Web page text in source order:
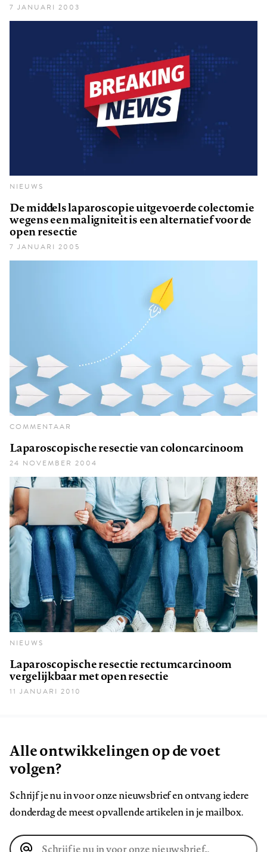
7 JANUARI 2003
NIEUWS
De middels laparoscopie uitgevoerde colectomie
wegens een maligniteit is een alternatief voor de
open resectie
7 JANUARI 2005
COMMENTAAR
Laparoscopische resectie van coloncarcinoom
24 NOVEMBER 2004
NIEUWS
Laparoscopische resectie rectumcarcinoom
vergelijkbaar met open resectie
11 JANUARI 2010
Alle ontwikkelingen op de voet
volgen?
Schrijf je nu in voor onze nieuwsbrief en ontvang iedere
donderdag de meest opvallende artikelen in je mailbox.